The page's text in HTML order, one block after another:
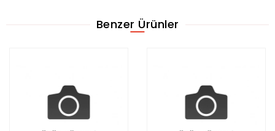
Benzer Ürünler